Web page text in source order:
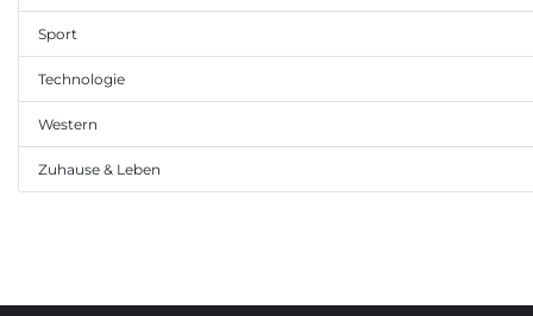
Sport
Technologie
Western
Zuhause & Leben